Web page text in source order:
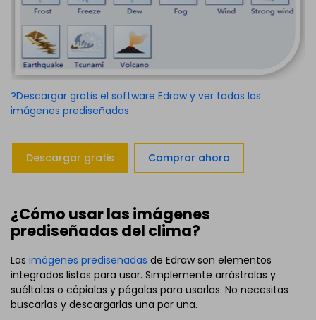
?Descargar gratis el software Edraw y ver todas las
imágenes prediseñadas
Descargar gratis Comprar ahora
¿Cómo usar las imágenes
prediseñadas del clima?
Las imágenes prediseñadas de Edraw son elementos
integrados listos para usar. Simplemente arrástralas y
suéltalas o cópialas y pégalas para usarlas. No necesitas
buscarlas y descargarlas una por una.